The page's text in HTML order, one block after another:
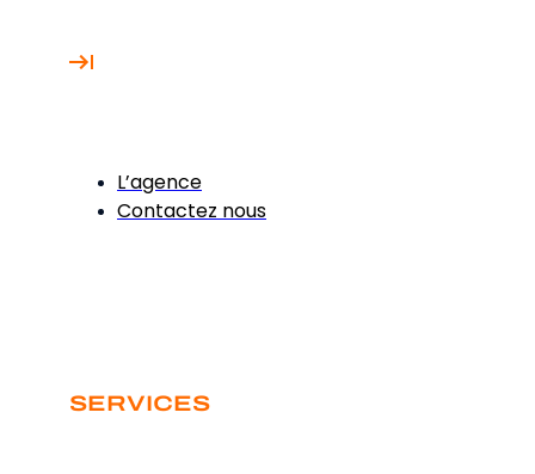
L’agence
Contactez nous
SERVICES